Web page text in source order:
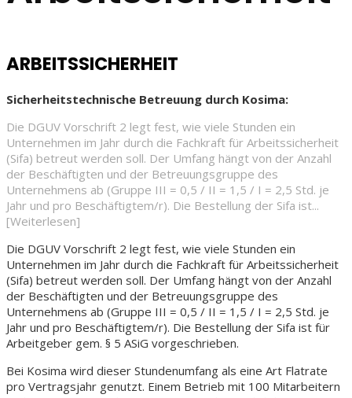
ARBEITSSICHERHEIT
Sicherheitstechnische Betreuung durch Kosima:
Die DGUV Vorschrift 2 legt fest, wie viele Stunden ein
Unternehmen im Jahr durch die Fachkraft für Arbeitssicherheit
(Sifa) betreut werden soll. Der Umfang hängt von der Anzahl
der Beschäftigten und der Betreuungsgruppe des
Unternehmens ab (Gruppe III = 0,5 / II = 1,5 / I = 2,5 Std. je
Jahr und pro Beschäftigtem/r). Die Bestellung der Sifa ist...
[Weiterlesen]
Die DGUV Vorschrift 2 legt fest, wie viele Stunden ein
Unternehmen im Jahr durch die Fachkraft für Arbeitssicherheit
(Sifa) betreut werden soll. Der Umfang hängt von der Anzahl
der Beschäftigten und der Betreuungsgruppe des
Unternehmens ab (Gruppe III = 0,5 / II = 1,5 / I = 2,5 Std. je
Jahr und pro Beschäftigtem/r). Die Bestellung der Sifa ist für
Arbeitgeber gem. § 5 ASiG vorgeschrieben.
Bei Kosima wird dieser Stundenumfang als eine Art Flatrate
pro Vertragsjahr genutzt. Einem Betrieb mit 100 Mitarbeitern